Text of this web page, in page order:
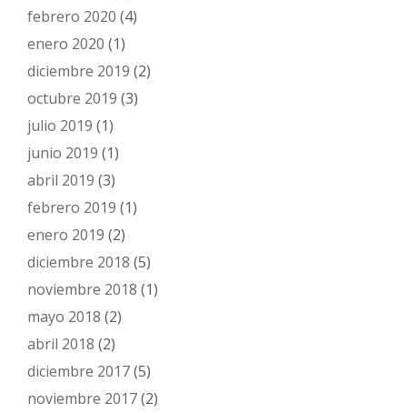
febrero 2020 (4)
enero 2020 (1)
diciembre 2019 (2)
octubre 2019 (3)
julio 2019 (1)
junio 2019 (1)
abril 2019 (3)
febrero 2019 (1)
enero 2019 (2)
diciembre 2018 (5)
noviembre 2018 (1)
mayo 2018 (2)
abril 2018 (2)
diciembre 2017(5)
noviembre 2017(2)